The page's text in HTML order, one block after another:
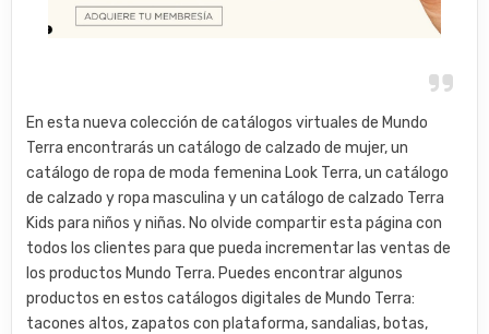
En esta nueva colección de catálogos virtuales de Mundo
Terra encontrarás un catálogo de calzado de mujer, un
catálogo de ropa de moda femenina Look Terra, un catálogo
de calzado y ropa masculina y un catálogo de calzado Terra
Kids para niños y niñas. No olvide compartir esta página con
todos los clientes para que pueda incrementar las ventas de
los productos Mundo Terra. Puedes encontrar algunos
productos en estos catálogos digitales de Mundo Terra:
tacones altos, zapatos con plataforma, sandalias, botas,